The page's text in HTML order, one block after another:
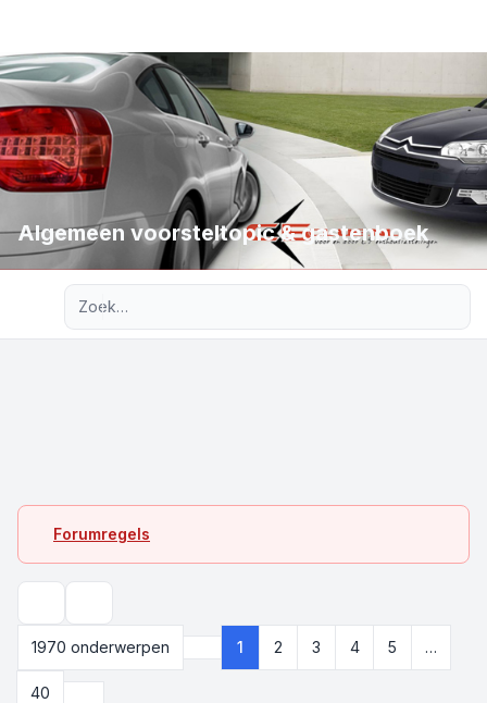
Algemeen voorsteltopic & gastenboek
Forumregels
1970 onderwerpen
Pagina van
1 2 3 4 5 …
40